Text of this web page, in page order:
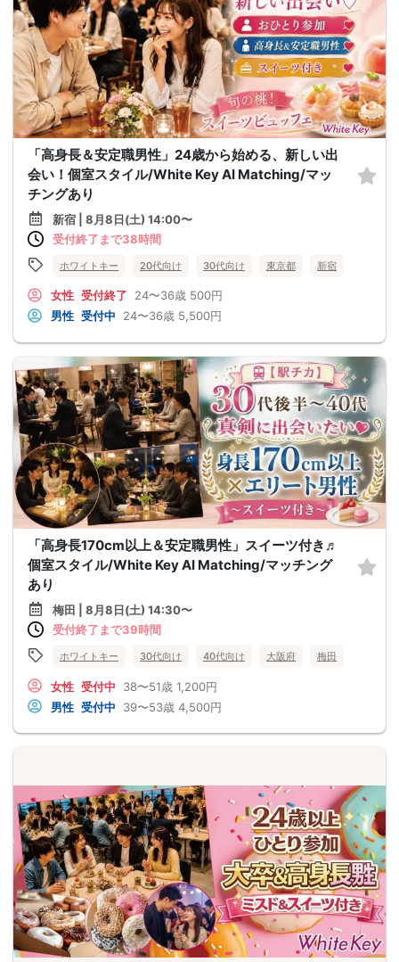
「高身長＆安定職男性」24歳から始める、新しい出
会い！個室スタイル/White Key AI Matching/マッ
チングあり
新宿 | 8月8日(土) 14:00〜
受付終了まで38時間
ホワイトキー 20代向け 30代向け 東京都 新宿
女性 受付終了 24〜36歳 500円
男性 受付中 24〜36歳 5,500円
「高身長170cm以上＆安定職男性」スイーツ付き♬
個室スタイル/White Key AI Matching/マッチング
あり
梅田 | 8月8日(土) 14:30〜
受付終了まで39時間
ホワイトキー 30代向け 40代向け 大阪府 梅田
女性 受付中 38〜51歳 1,200円
男性 受付中 39〜53歳 4,500円